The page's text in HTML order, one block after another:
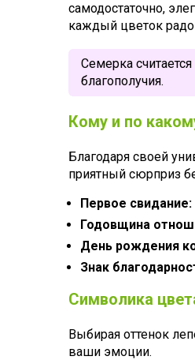
самодостаточно,
каждый цветок
Семерка
благополучия.
Кому и по
Благодаря своей
приятный сюрприз
Первое свидание:
Годовщина
День рождения
Знак
Символика
Выбирая оттенок
ваши эмоции.